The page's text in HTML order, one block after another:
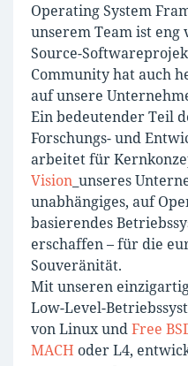
Operating System
unserem Team ist
Source-
Community hat auch
auf unsere
Ein bedeutender Teil
Forschungs- und
arbeitet für
Vision _unseres
unabhängiges, auf
basierendes
erschaffen – für die
Souveränität.
Mit unseren
Low-Level-
von Linux undFree
MACH oder L4,